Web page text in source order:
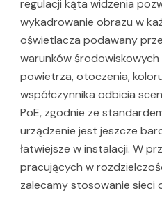
regulacji kąta widzenia
wykadrowanie obrazu w
oświetlacza podawany
warunków
powietrza, otoczenia,
współczynnika odbicia
PoE, zgodnie ze
urządzenie jest jeszcze
łatwiejsze w instalacji. W
pracujących w
zalecamy stosowanie sieci